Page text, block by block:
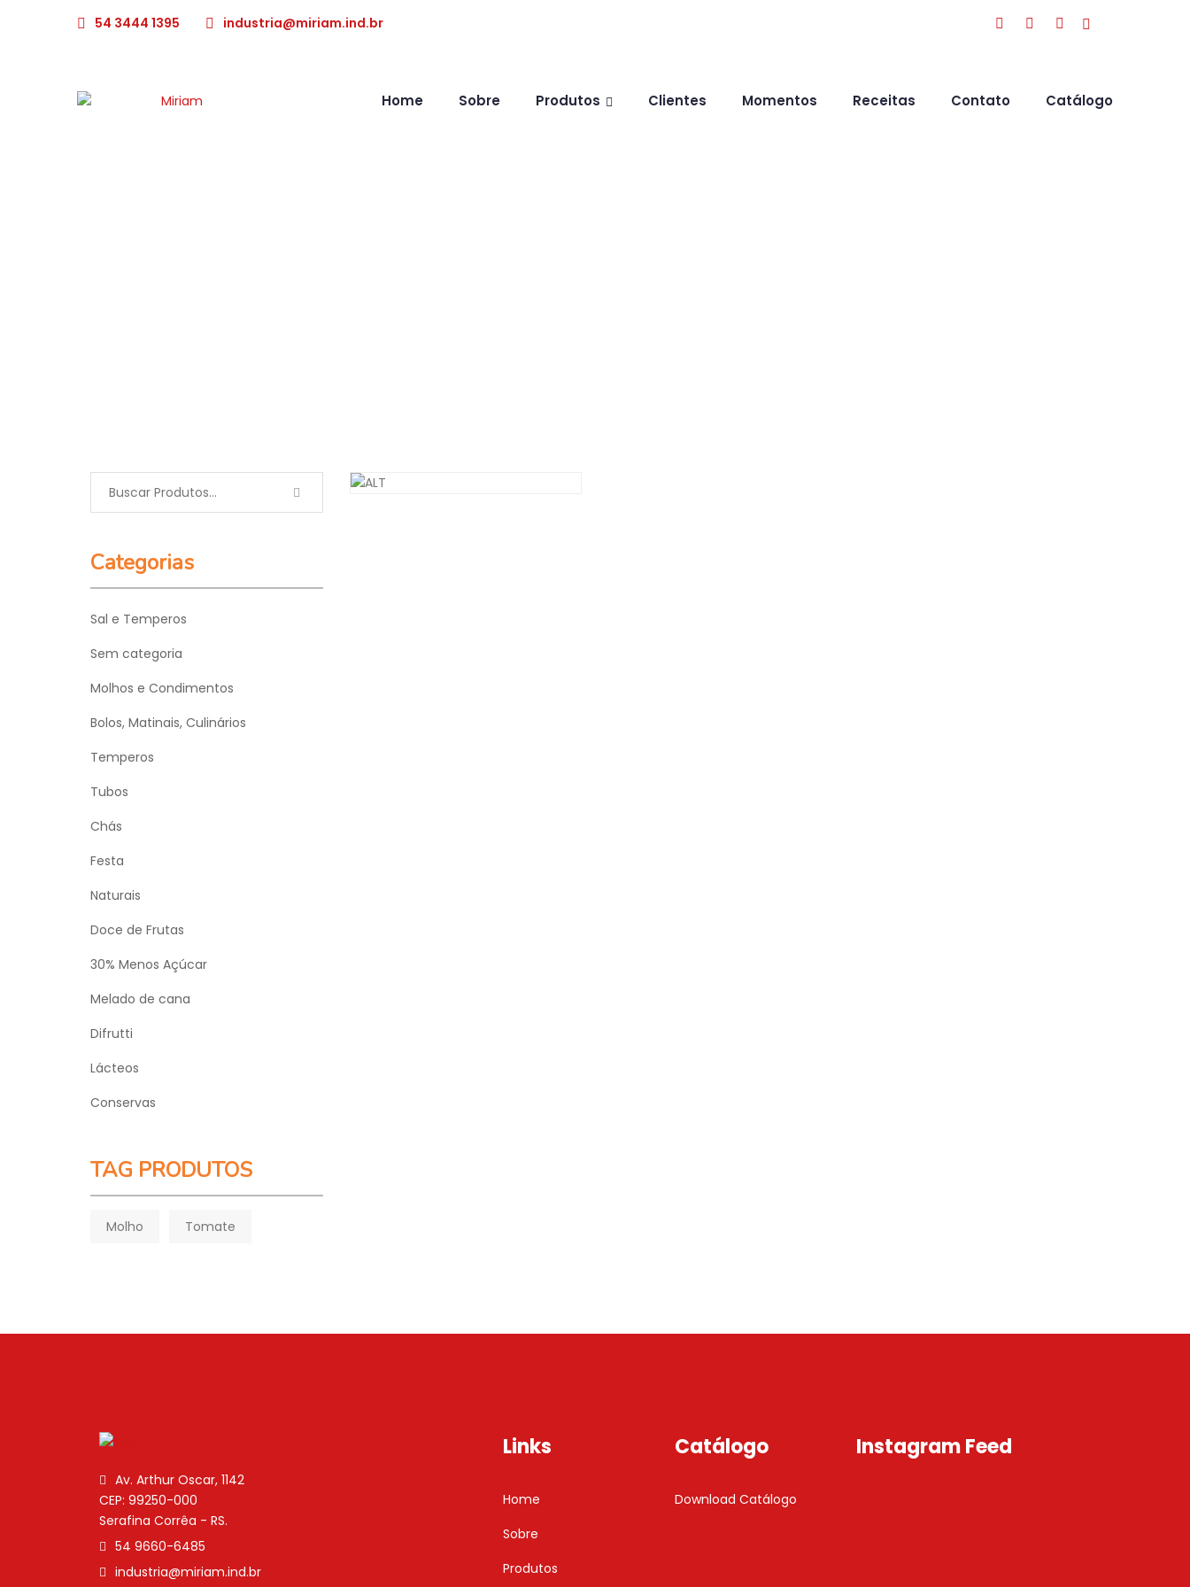
54 3444 1395 industria@miriam.ind.br
Home Sobre Produtos Clientes Momentos Receitas Contato Catálogo
Categorias
Sal e Temperos
Sem categoria
Molhos e Condimentos
Bolos, Matinais, Culinários
Temperos
Tubos
Chás
Festa
Naturais
Doce de Frutas
30% Menos Açúcar
Melado de cana
Difrutti
Lácteos
Conservas
TAG PRODUTOS
Molho Tomate
Av. Arthur Oscar, 1142
CEP: 99250-000
Serafina Corrêa - RS.
54 9660-6485
industria@miriam.ind.br
Links
Home
Sobre
Produtos
Catálogo
Download Catálogo
Instagram Feed